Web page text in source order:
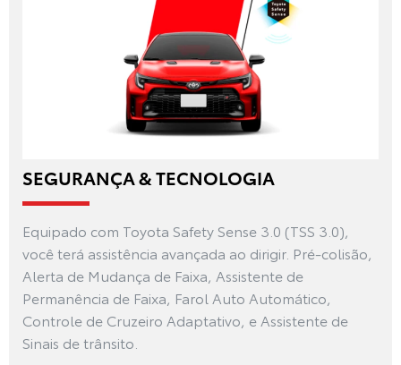
SEGURANÇA & TECNOLOGIA
Equipado com Toyota Safety Sense 3.0 (TSS 3.0),
você terá assistência avançada ao dirigir. Pré-colisão,
Alerta de Mudança de Faixa, Assistente de
Permanência de Faixa, Farol Auto Automático,
Controle de Cruzeiro Adaptativo, e Assistente de
Sinais de trânsito.